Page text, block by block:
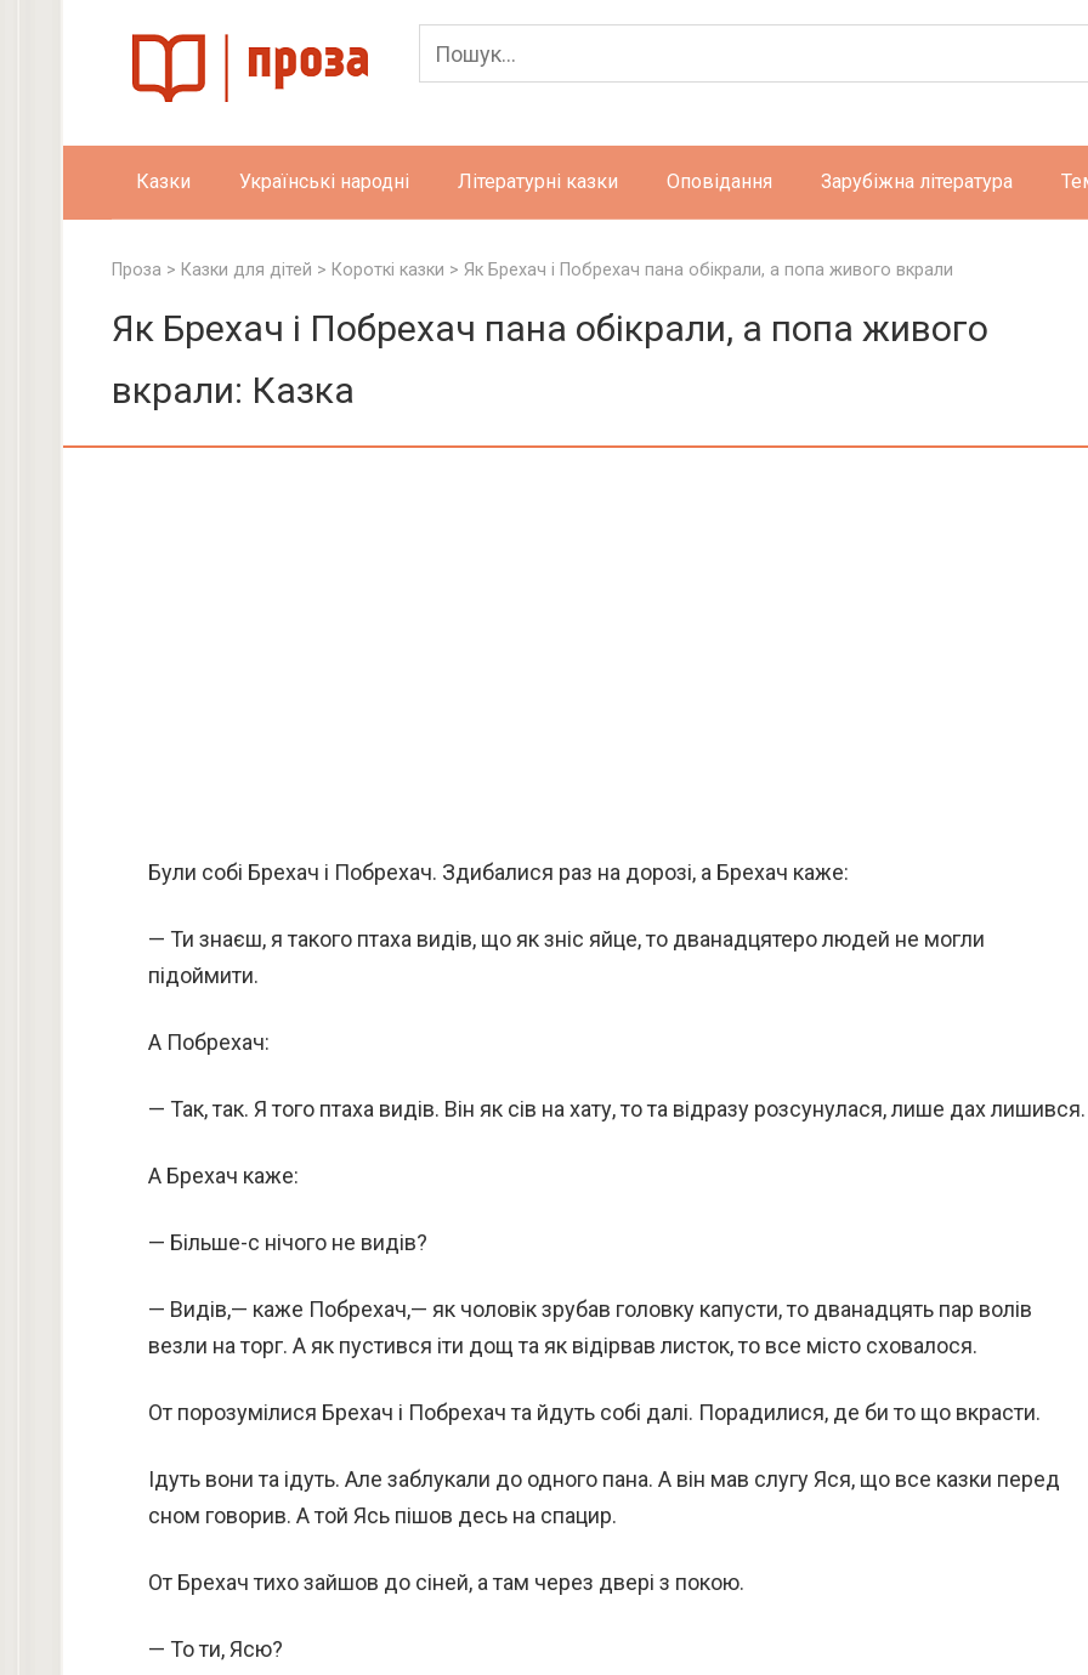
Казки Українські народні Літературні казки Оповідання Зарубіжна література
Проза > Казки для дітей > Короткі казки > Як Брехач і Побрехач пана обікрали, а попа живого вкрали
Як Брехач і Побрехач пана обікрали, а попа живого
вкрали: Казка
Були собі Брехач і Побрехач. Здибалися раз на дорозі, а Брехач каже:
— Ти знаєш, я такого птаха видів, що як зніс яйце, то дванадцятеро людей не могли
підоймити.
А Побрехач:
— Так, так. Я того птаха видів. Він як сів на хату, то та відразу розсунулася, лише дах лишився.
А Брехач каже:
— Більше-с нічого не видів?
— Видів,— каже Побрехач,— як чоловік зрубав головку капусти, то дванадцять пар волів
везли на торг. А як пустився іти дощ та як відірвав листок, то все місто сховалося.
От порозумілися Брехач і Побрехач та йдуть собі далі. Порадилися, де би то що вкрасти.
Ідуть вони та ідуть. Але заблукали до одного пана. А він мав слугу Яся, що все казки перед
сном говорив. А той Ясь пішов десь на спацир.
От Брехач тихо зайшов до сіней, а там через двері з покою.
— То ти, Ясю?